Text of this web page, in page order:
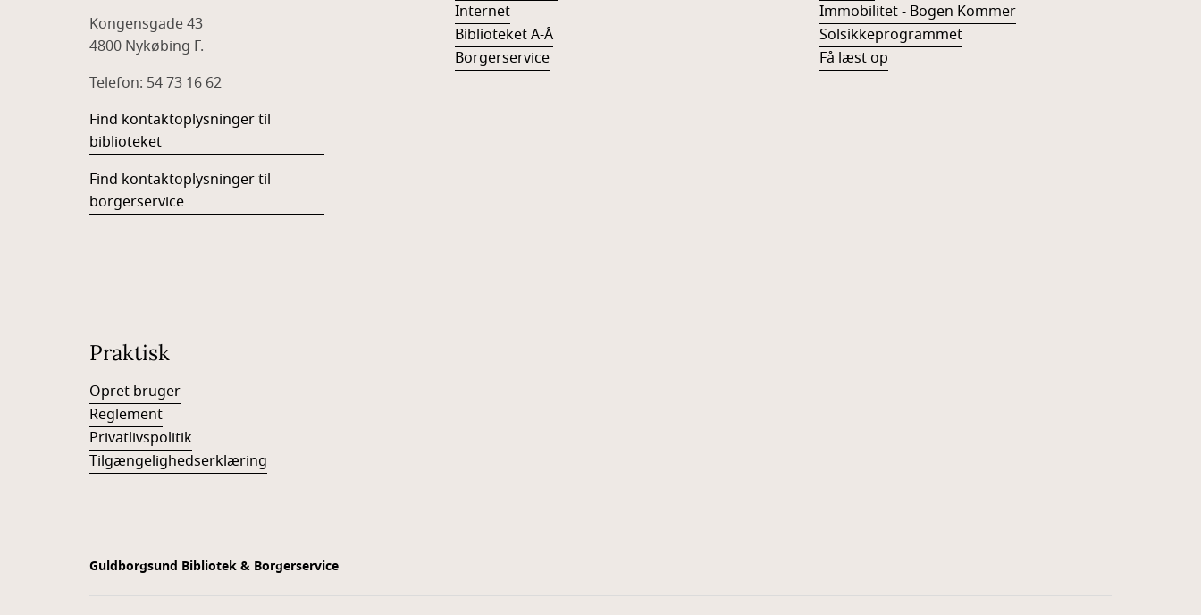
Kongensgade 43
4800 Nykøbing F.
Telefon: 54 73 16 62
Find kontaktoplysninger til
biblioteket
Find kontaktoplysninger til
borgerservice
Internet
Biblioteket A-Å
Borgerservice
Immobilitet - Bogen Kommer
Solsikkeprogrammet
Få læst op
Praktisk
Opret bruger
Reglement
Privatlivspolitik
Tilgængelighedserklæring
Guldborgsund Bibliotek & Borgerservice